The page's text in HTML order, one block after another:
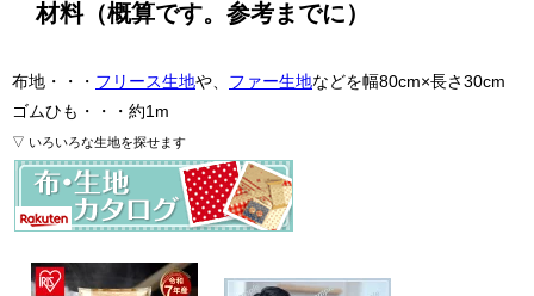
材料（概算です。参考までに）
布地・・・ フリース生地や、 ファー生地などを幅80cm×長さ30cm
ゴムひも・・・約1m
▽ いろいろな生地を探せます